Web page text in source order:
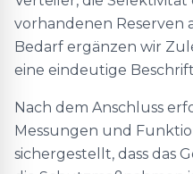
vorhandenen Reserven
Bedarf ergänzen wir
eine eindeutige
Nach dem Anschluss
Messungen und
sichergestellt, dass das